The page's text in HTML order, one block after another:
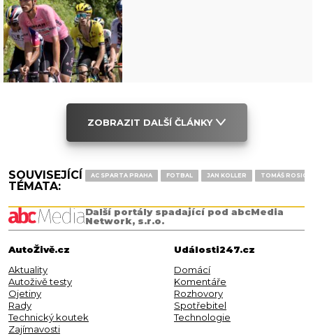
ZOBRAZIT DALŠÍ ČLÁNKY
SOUVISEJÍCÍ
TÉMATA:
AC SPARTA PRAHA FOTBAL JAN KOLLER TOMÁŠ
Další portály spadající pod abcMedia
Network, s.r.o.
AutoŽivě.cz
Aktuality
Autoživě testy
Ojetiny
Rady
Technický koutek
Zajímavosti
Události247.cz
Domácí
Komentáře
Rozhovory
Spotřebitel
Technologie